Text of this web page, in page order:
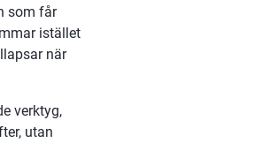
som får
istället
när
verktyg,
utan